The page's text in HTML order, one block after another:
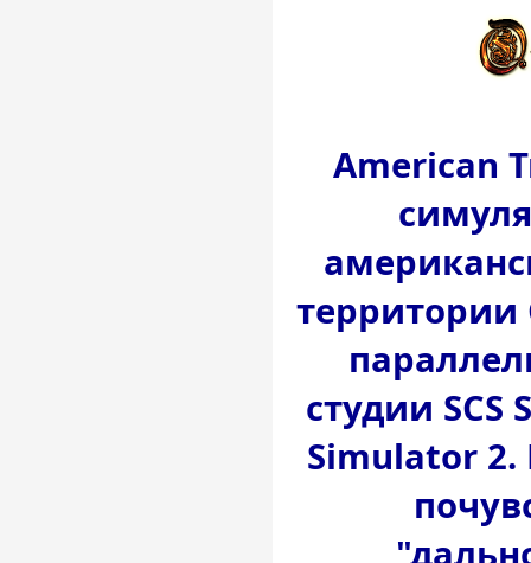
American
территории
студии SCS
Simulator